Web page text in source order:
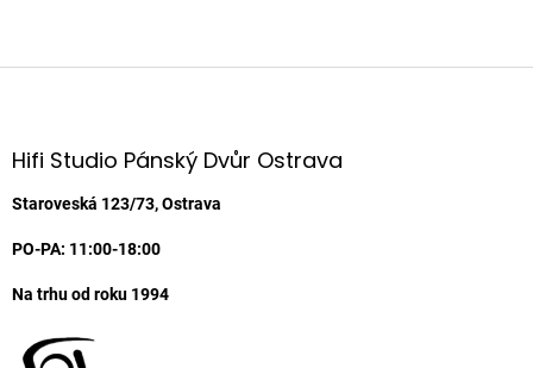
Z
aHifi Studio Pánský Dvůr Ostrava
Staroveská 123/73, Ostrava
PO-PA: 11:00-18:00
Na trhu od roku 1994